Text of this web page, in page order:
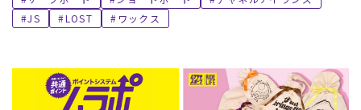
JS
LOST ワックス